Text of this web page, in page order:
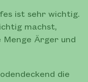
ist sehr wichtig.
machst,
Ärger und
die